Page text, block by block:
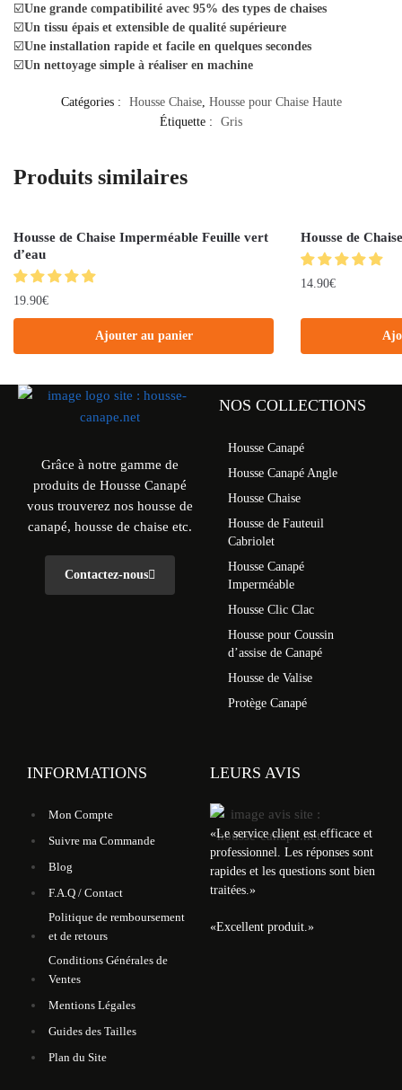
☑️Une grande compatibilité avec 95% des types de chaises
☑️Un tissu épais et extensible de qualité supérieure
☑️Une installation rapide et facile en quelques secondes
☑️Un nettoyage simple à réaliser en machine
Catégories : Housse Chaise, Housse pour Chaise Haute
Étiquette :
Gris
Produits similaires
Housse de Chaise Imperméable Feuille vert
d’eau
19.90€
Ajouter au panier
Housse de
14.90€
Grâce à notre gamme de
produits de Housse Canapé
vous trouverez nos housse de
canapé, housse de chaise etc.
Contactez-nous
NOS COLLECTIONS
Housse Canapé
Housse Canapé Angle
Housse Chaise
Housse de Fauteuil
Cabriolet
Housse Canapé
Imperméable
Housse Clic Clac
Housse pour Coussin
d’assise de Canapé
Housse de Valise
Protège Canapé
INFORMATIONS
Mon Compte
Suivre ma Commande
Blog
F.A.Q / Contact
Politique de remboursement
et de retours
Conditions Générales de
Ventes
Mentions Légales
Guides des Tailles
Plan du Site
LEURS AVIS
«Le service client est efficace et
professionnel. Les réponses sont
rapides et les questions sont bien
traitées. »
«Excellent produit. »